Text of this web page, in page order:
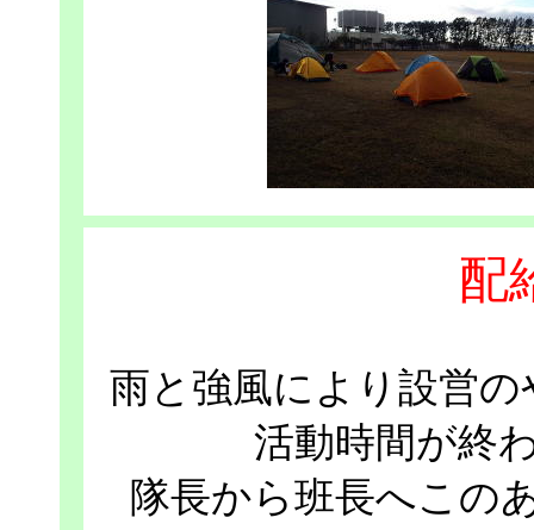
配
雨と強風により設営
活動時間が終
隊長から班長へこの